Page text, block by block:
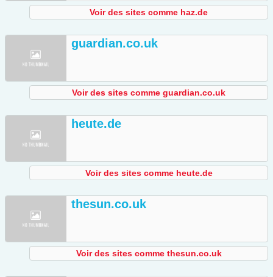
Voir des sites comme haz.de
guardian.co.uk
Voir des sites comme guardian.co.uk
heute.de
Voir des sites comme heute.de
thesun.co.uk
Voir des sites comme thesun.co.uk